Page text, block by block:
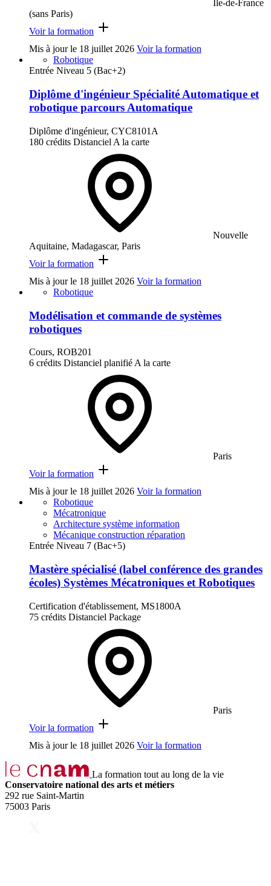
Ile-de-France
(sans Paris)
Voir la formation
Mis à jour le 18 juillet 2026 Voir la formation
Robotique
Entrée Niveau 5 (Bac+2)
Diplôme d'ingénieur Spécialité Automatique et
robotique parcours Automatique
Diplôme d'ingénieur, CYC8101A
180 crédits Distanciel A la carte
Nouvelle
Aquitaine, Madagascar, Paris
Voir la formation
Mis à jour le 18 juillet 2026 Voir la formation
Robotique
Modélisation et commande de systèmes
robotiques
Cours, ROB201
6 crédits Distanciel planifié A la carte
Paris
Voir la formation
Mis à jour le 18 juillet 2026 Voir la formation
Robotique
Mécatronique
Architecture système information
Mécanique construction réparation
Entrée Niveau 7 (Bac+5)
Mastère spécialisé (label conférence des grandes
écoles) Systèmes Mécatroniques et Robotiques
Certification d'établissement, MS1800A
75 crédits Distanciel Package
Paris
Voir la formation
Mis à jour le 18 juillet 2026 Voir la formation
La formation tout au long de la vie
Conservatoire national des arts et métiers
292 rue Saint-Martin
75003 Paris